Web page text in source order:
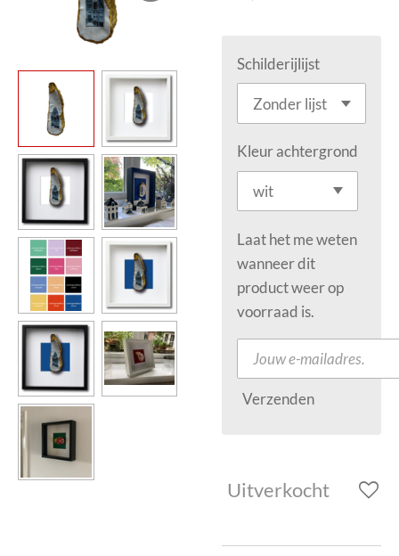
Schilderijlijst
Kleur achtergrond
Laat het me weten
wanneer dit
product weer op
voorraad is.
Verzenden
Uitverkocht